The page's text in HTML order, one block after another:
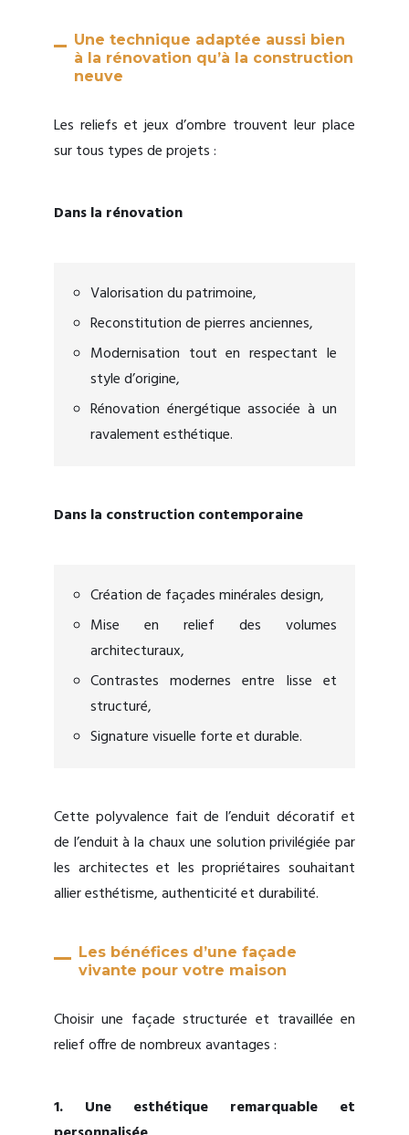
Une technique adaptée aussi bien
à la rénovation qu’à la construction
neuve
Les reliefs et jeux d’ombre trouvent leur place
sur tous types de projets :
Dans la rénovation
Valorisation du patrimoine,
Reconstitution de pierres anciennes,
Modernisation tout en respectant le
style d’origine,
Rénovation énergétique associée à un
ravalement esthétique.
Dans la construction contemporaine
Création de façades minérales design,
Mise en relief des volumes
architecturaux,
Contrastes modernes entre lisse et
structuré,
Signature visuelle forte et durable.
Cette polyvalence fait de l’enduit décoratif et
de l’enduit à la chaux une solution privilégiée par
les architectes et les propriétaires souhaitant
allier esthétisme, authenticité et durabilité.
Les bénéfices d’une façade
vivante pour votre maison
Choisir une façade structurée et travaillée en
relief offre de nombreux avantages :
1. Une esthétique remarquable et